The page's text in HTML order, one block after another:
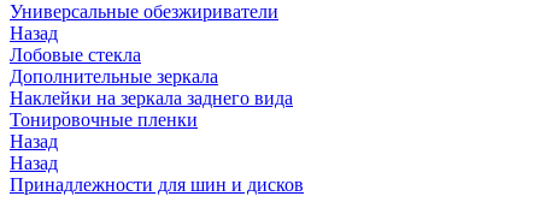
Универсальные обезжириватели
Назад
Лобовые стекла
Дополнительные зеркала
Наклейки на зеркала заднего вида
Тонировочные пленки
Назад
Назад
Принадлежности для шин и дисков